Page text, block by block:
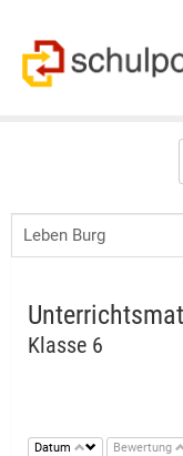
Klasse 6
Datum Bewertung